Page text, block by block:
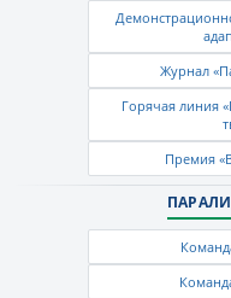
Журнал
Горячая линия
Премия